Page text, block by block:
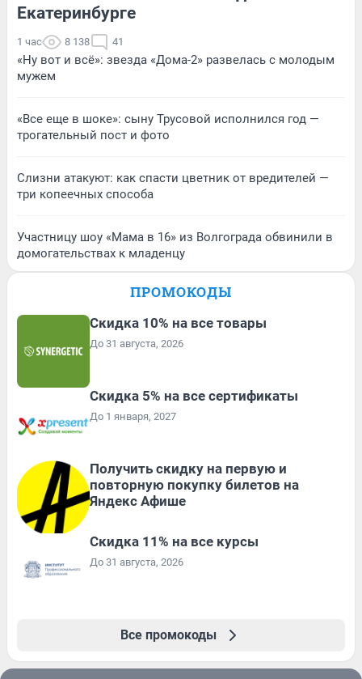
Екатеринбурге
1 час 8 138 41
«Ну вот и всё»: звезда «Дома-2» развелась с молодым
мужем
«Все еще в шоке»: сыну Трусовой исполнился год —
трогательный пост и фото
Слизни атакуют: как спасти цветник от вредителей —
три копеечных способа
Участницу шоу «Мама в 16» из Волгограда обвинили в
домогательствах к младенцу
ПРОМОКОДЫ
Скидка 10% на все товары
До 31 августа, 2026
Скидка 5% на все сертификаты
До 1 января, 2027
Получить скидку на первую и
повторную покупку билетов на
Яндекс Афише
Скидка 11% на все курсы
До 31 августа, 2026
Все промокоды